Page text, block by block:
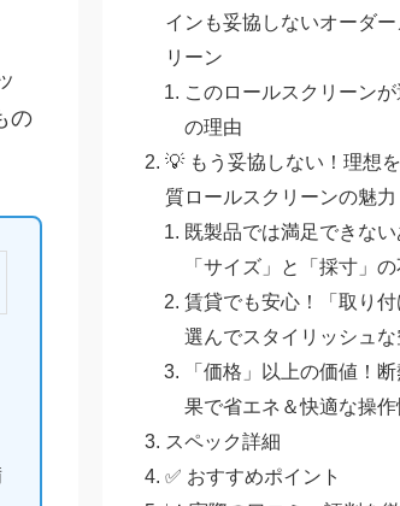
の
インも妥協しないオーダー
リーン
このロールスクリーン
の理由
💡 もう妥協しない！理想
質ロールスクリーンの魅力
既製品では満足できない
「サイズ」と「採寸」
賃貸でも安心！「取り
選んでスタイリッシュ
「価格」以上の価値！
果で省エネ＆快適な操作
スペック詳細
✅ おすすめポイント